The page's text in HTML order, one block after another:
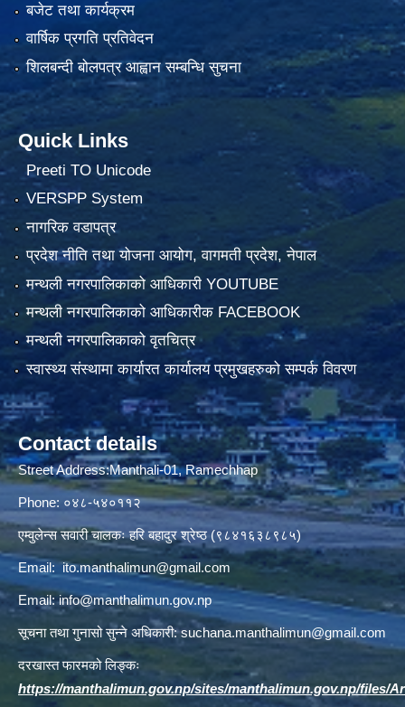
बजेट तथा कार्यक्रम
वार्षिक प्रगति प्रतिवेदन
शिलबन्दी बोलपत्र आह्वान सम्बन्धि सुचना
Quick Links
Preeti TO Unicode
VERSPP System
नागरिक वडापत्र
प्रदेश नीति तथा योजना आयोग, वागमती प्रदेश, नेपाल
मन्थली नगरपालिकाको आधिकारी YOUTUBE
मन्थली नगरपालिकाको आधिकारीक FACEBOOK
मन्थली नगरपालिकाको वृतचित्र
स्वास्थ्य संस्थामा कार्यारत कार्यालय प्रमुखहरुको सम्पर्क विवरण
Contact details
Street Address:Manthali-01, Ramechhap
Phone: ०४८-५४०११२
एम्वुलेन्स सवारी चालकः हरि बहादुर श्रेष्ठ (९८४१६३८९८५)
Email:ito.manthalimun@gmail.com
Email:info@manthalimun.gov.np
सूचना तथा गुनासो सुन्ने अधिकारी:suchana.manthalimun@gmail.com
दरखास्त फारमको लिङ्कः
https://manthalimun.gov.np/sites/manthalimun.gov.np/files/